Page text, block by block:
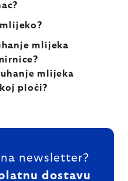
mlijeka
mlijeka
ploči?
newsletter?
dostavu